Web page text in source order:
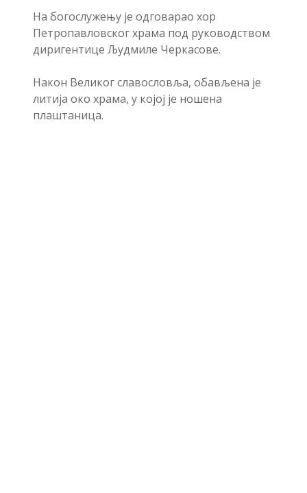
На богослужењу је одговарао хор
Петропавловског храма под руководством
диригентице Људмиле Черкасове.
Након Великог славословља, обављена је
литија око храма, у којој је ношена
плаштаница.